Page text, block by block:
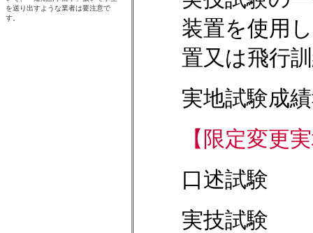
装置を使用
置又は飛行
実地試験成
【限定変更
口述試験
実技試験